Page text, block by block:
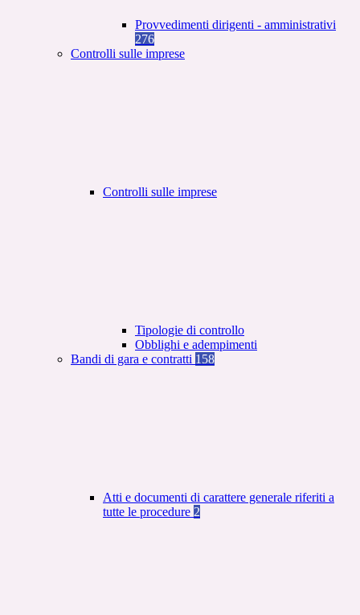
Provvedimenti dirigenti - amministrativi
276
Controlli sulle imprese
Controlli sulle imprese
Tipologie di controllo
Obblighi e adempimenti
Bandi di gara e contratti 158
Atti e documenti di carattere generale riferiti a
tutte le procedure 2